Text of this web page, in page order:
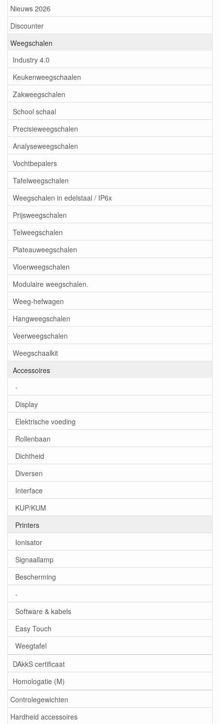
Nieuws 2026
Discounter
Weegschalen
Industry 4.0
Keukenweegschaalen
Zakweegschalen
School schaal
Precisieweegschalen
Analyseweegschalen
Vochtbepalers
Tafelweegschalen
Weegschalen in edelstaal / IP6x
Prijsweegschalen
Telweegschalen
Plateauweegschalen
Vloerweegschalen
Modulaire weegschalen.
Weeg-hefwagen
Hangweegschalen
Veerweegschalen
Weegschaalkit
Accessoires
-
Display
Elektrische voeding
Rollenbaan
Dichtheid
Diversen
Interface
KUP/KUM
Printers
Ionisator
Signaallamp
Bescherming
-
Software & kabels
Easy Touch
Weegtafel
DAkkS certificaat
Homologatie (M)
Controlegewichten
Hardheid accessoires